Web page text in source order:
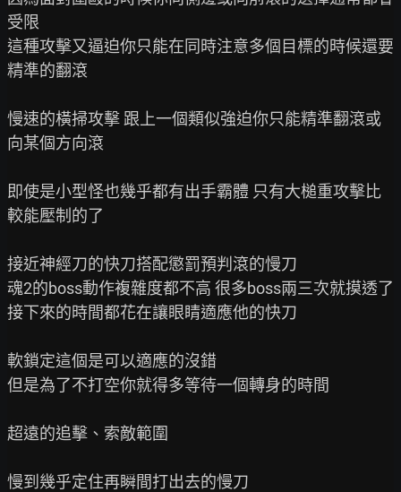
受限
這種攻擊又逼迫你只能在同時注意多個目標的時候還要
精準的翻滾
慢速的橫掃攻擊 跟上一個類似強迫你只能精準翻滾或
向某個方向滾
即使是小型怪也幾乎都有出手霸體 只有大槌重攻擊比
較能壓制的了
接近神經刀的快刀搭配懲罰預判滾的慢刀
魂2的boss動作複雜度都不高 很多boss兩三次就摸透了
接下來的時間都花在讓眼睛適應他的快刀
軟鎖定這個是可以適應的沒錯
但是為了不打空你就得多等待一個轉身的時間
超遠的追擊、索敵範圍
慢到幾乎定住再瞬間打出去的慢刀